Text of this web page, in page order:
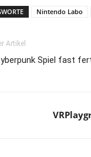
Nintendo Labo
Artikel
Spiel fast